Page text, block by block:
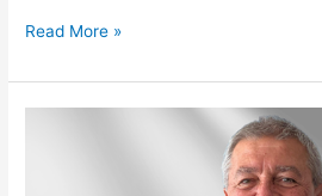
Read More »